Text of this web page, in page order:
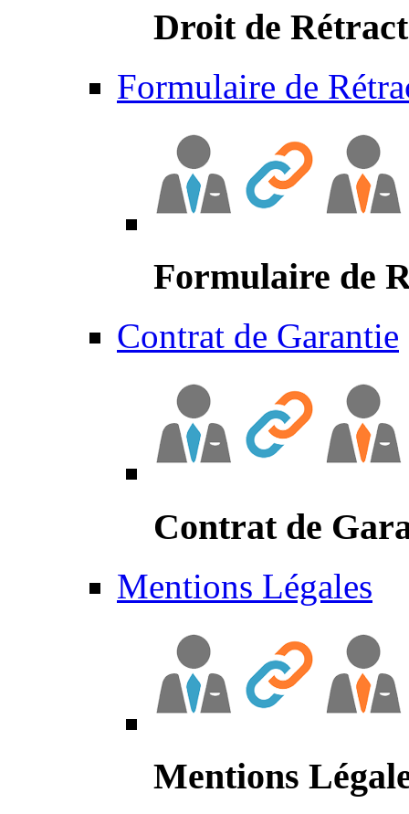
Droit de
Formulaire de
Formulaire de
Contrat de Garantie
Contrat de
Mentions Légales
Mentions